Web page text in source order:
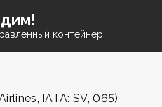
контейнер
IATA: SV, 065)